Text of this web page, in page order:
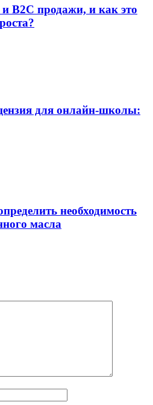
B2C продажи, и как это
для онлайн-школы:
необходимость
масла